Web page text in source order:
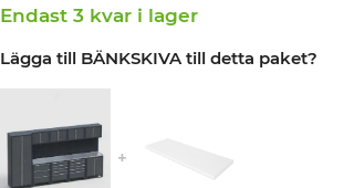
Endast 3 kvar i lager
Lägga till BÄNKSKIVA till detta paket?